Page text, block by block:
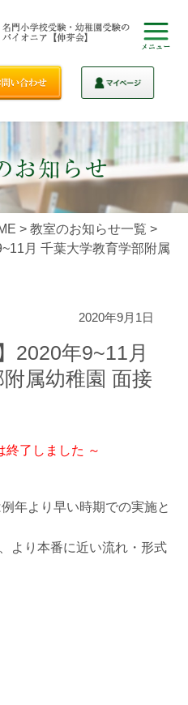
> 教室のお知らせ一覧 >
月 千葉大学教育学部附属
2020年9月1日
2020年9~11月
属幼稚園 面接
終了しました ～
年より早い時期での実施と
より本番に近い流れ・形式